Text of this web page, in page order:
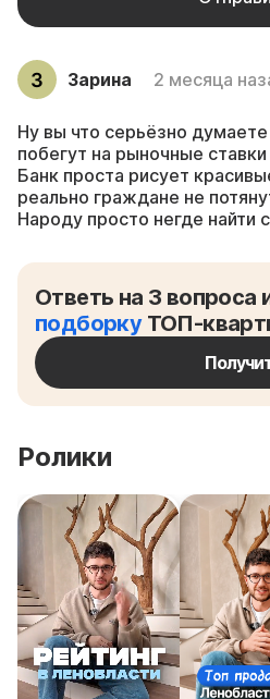
Зарина 2 месяца
Ну вы что серьёзно
побегут на рыночные
Банк проста рисует
реально граждане не
Народу просто негде найти
Ответь на 3 вопроса
подборкуТОП-
Ролики